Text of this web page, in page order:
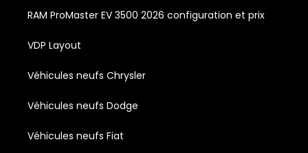
RAM ProMaster EV 3500 2026 configuration et prix
VDP Layout
Véhicules neufs Chrysler
Véhicules neufs Dodge
Véhicules neufs Fiat